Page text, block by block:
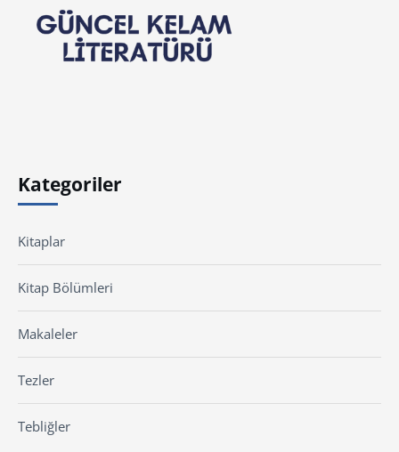
Kategoriler
Kitaplar
Kitap Bölümleri
Makaleler
Tezler
Tebliğler